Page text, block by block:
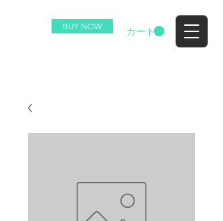
BUY NOW カート